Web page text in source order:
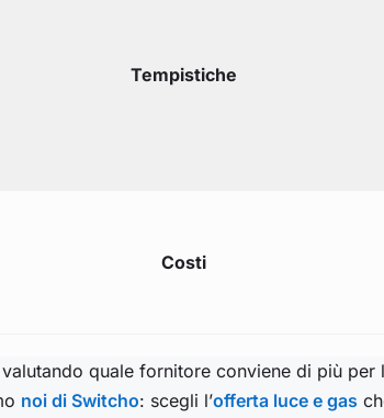
Tempistiche
Costi
quale fornitore conviene di più
noi di Switcho: scegli l’offerta luce e gas